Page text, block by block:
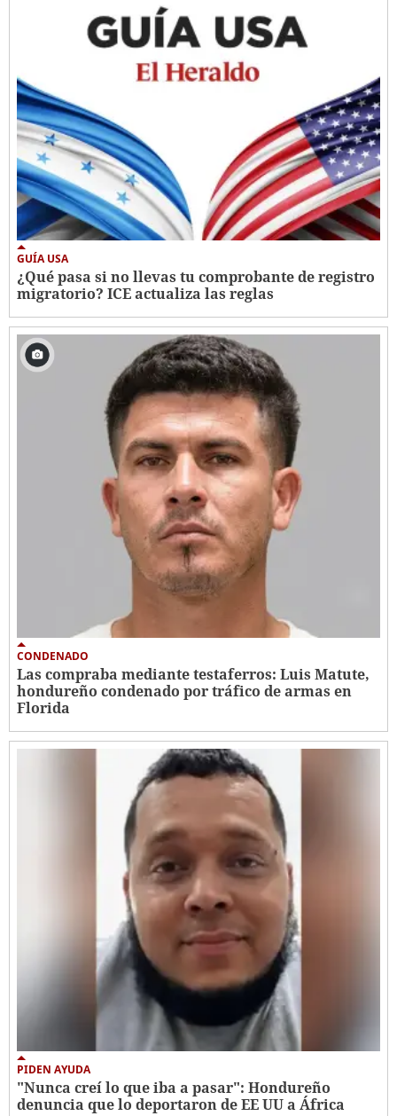
GUÍA USA
¿Qué pasa si no llevas tu comprobante de registro
migratorio? ICE actualiza las reglas
CONDENADO
Las compraba mediante testaferros: Luis Matute,
hondureño condenado por tráfico de armas en
Florida
PIDEN AYUDA
"Nunca creí lo que iba a pasar": Hondureño
denuncia que lo deportaron de EE UU a África